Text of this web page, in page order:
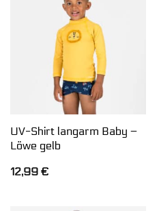
UV-Shirt langarm Baby –
Löwe gelb
12,99 €